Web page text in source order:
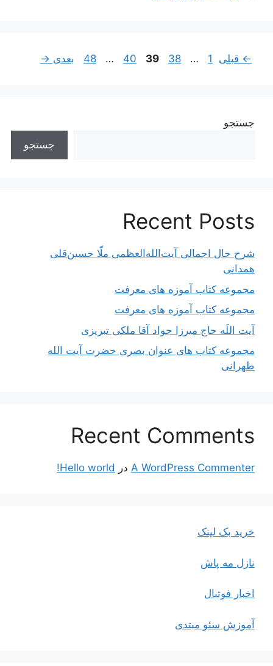
ناوبری
← قبلی برگه
1
… برگه
38 برگه
39 برگه
40
… برگه
48 بعدی →
جستجو
جستجو
Recent Posts
شرح حال اجمالی آیت‌الله‌العظمی ملّا حسین‌قلی
همدانی
مجموعه کتاب آموزه های معرفت
مجموعه کتاب آموزه های معرفت
آیت اللَه حاج میرزا جواد آقا ملکی تبریزی
مجموعه کتاب های عنوان بصری حضرت آیت الله
طهرانی
Recent Comments
A WordPress Commenter در Hello world!
خرید بک لینک
نازل مه پاش
اخبار فوتبال
آموزش سئو مبتدی